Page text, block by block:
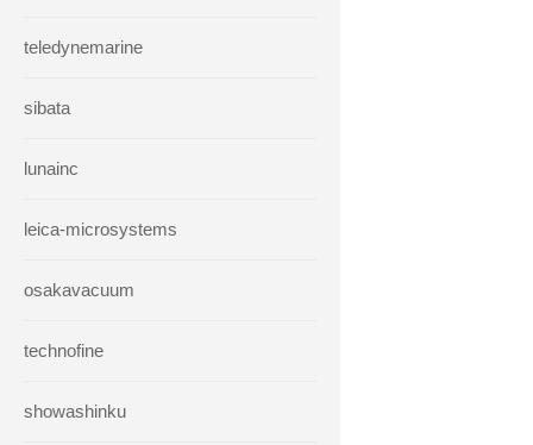
teledynemarine
sibata
lunainc
leica-microsystems
osakavacuum
technofine
showashinku